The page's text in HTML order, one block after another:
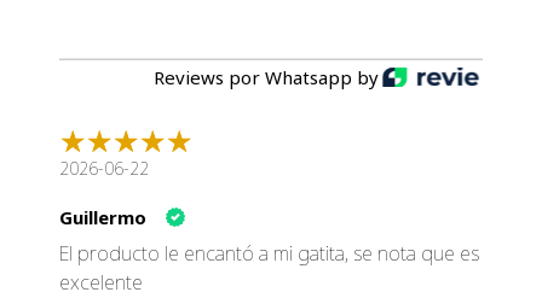
Sabor gourmet ideal para gatos exigentes y curiosos.
Rico sabor a pescado que aporta variedad y alta
🐾 Ideal para
Reviews por Whatsapp by
2026-06-22
Guillermo
El producto le encantó a mi gatita, se nota que es
excelente